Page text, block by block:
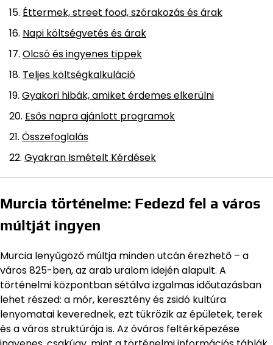
Éttermek, street food, szórakozás és árak
Napi költségvetés és árak
Olcsó és ingyenes tippek
Teljes költségkalkuláció
Gyakori hibák, amiket érdemes elkerülni
Esős napra ajánlott programok
Összefoglalás
Gyakran Ismételt Kérdések
Murcia történelme: Fedezd fel a város
múltját ingyen
Murcia lenyűgöző múltja minden utcán érezhető – a
város 825-ben, az arab uralom idején alapult. A
történelmi központban sétálva izgalmas időutazásban
lehet részed: a mór, keresztény és zsidó kultúra
lenyomatai keverednek, ezt tükrözik az épületek, terek
és a város struktúrája is. Az óváros feltérképezése